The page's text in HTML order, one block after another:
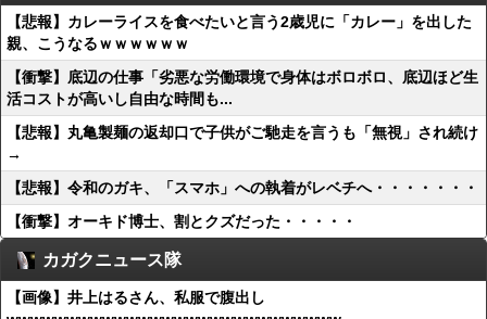
【悲報】カレーライスを食べたいと言う2歳児に「カレー」を出した
親、こうなるｗｗｗｗｗｗ
【衝撃】底辺の仕事「劣悪な労働環境で身体はボロボロ、底辺ほど生
活コストが高いし自由な時間も...
【悲報】丸亀製麺の返却口で子供がご馳走を言うも「無視」され続け
→
【悲報】令和のガキ、「スマホ」への執着がレベチへ・・・・・・・
【衝撃】オーキド博士、割とクズだった・・・・・
カガクニュース隊
【画像】井上はるさん、私服で腹出し